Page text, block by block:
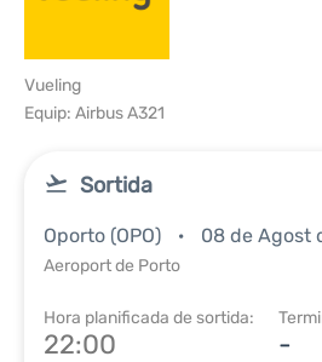
Vueling
Equip: Airbus A321
Sortida
Oporto (OPO) 08 de Agost
Aeroport de Porto
Hora planificada de sortida:
22:00 -